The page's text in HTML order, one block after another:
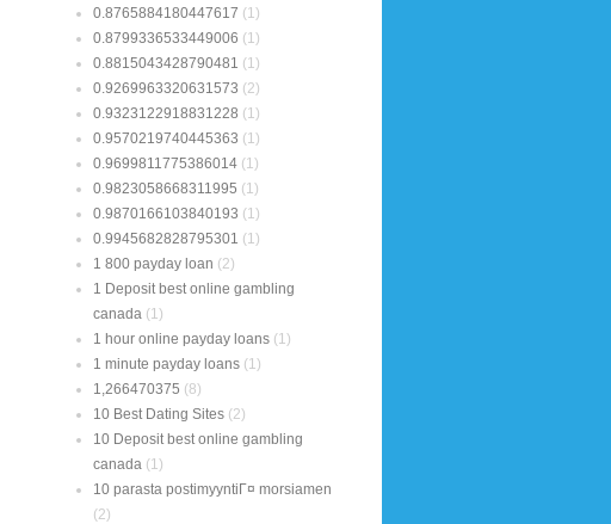
0.8765884180447617 (1)
0.8799336533449006 (1)
0.8815043428790481 (1)
0.9269963320631573 (2)
0.9323122918831228 (1)
0.9570219740445363 (1)
0.9699811775386014 (1)
0.9823058668311995 (1)
0.9870166103840193 (1)
0.9945682828795301 (1)
1 800 payday loan (2)
1 Deposit best online gambling
canada (1)
1 hour online payday loans (1)
1 minute payday loans (1)
1,266470375 (8)
10 Best Dating Sites (2)
10 Deposit best online gambling
canada (1)
10 parasta postimyyntiГ¤ morsiamen
(2)